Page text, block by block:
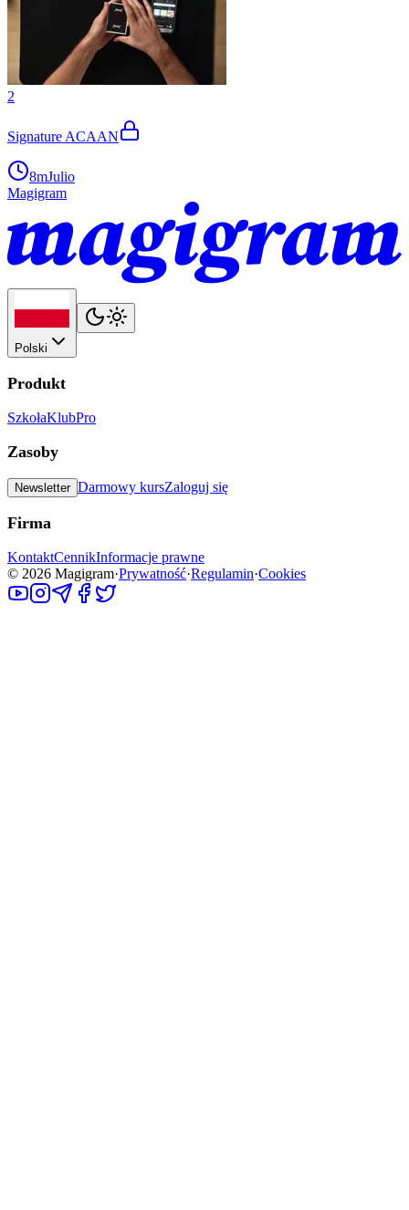
2
Signature ACAAN
8mJulio
Magigram
Polski
Produkt
SzkołaKlubPro
Zasoby
Newsletter Darmowy kursZaloguj się
Firma
KontaktCennikInformacje prawne
© 2026 Magigram·Prywatność·Regulamin·Cookies